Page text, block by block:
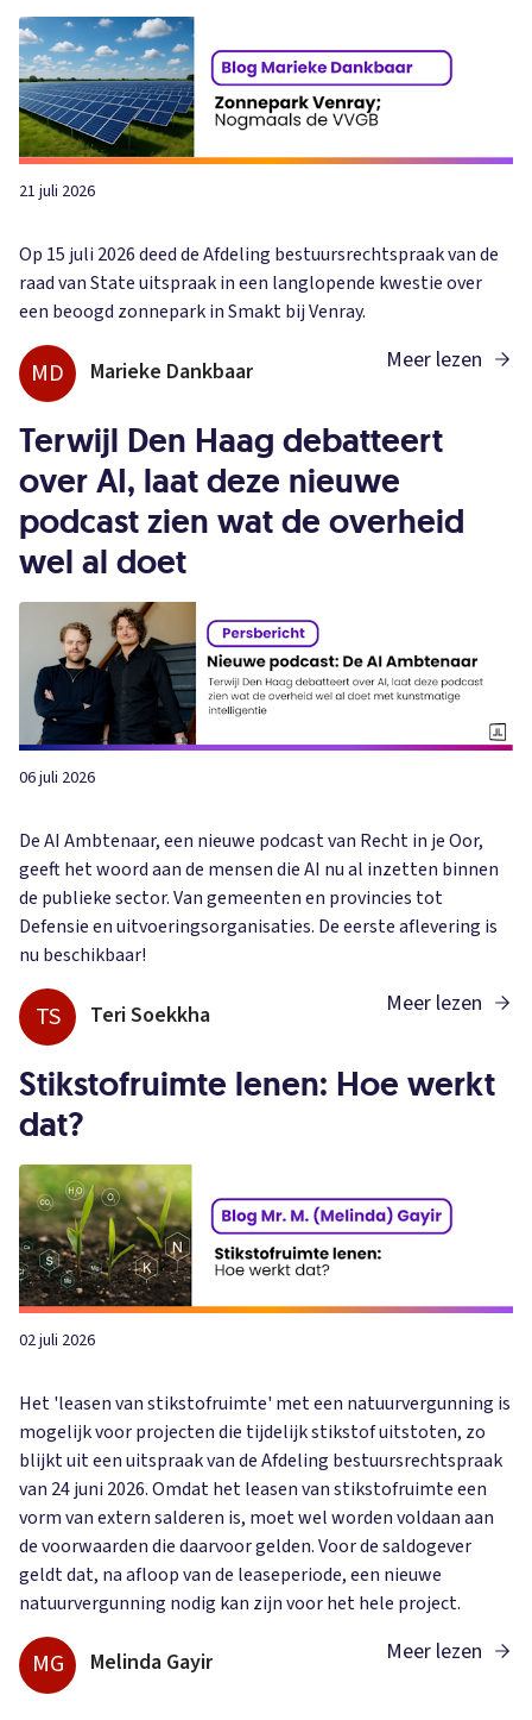
21 juli 2026
Op 15 juli 2026 deed de Afdeling bestuursrechtspraak van de
raad van State uitspraak in een langlopende kwestie over
een beoogd zonnepark in Smakt bij Venray.
MD Marieke Dankbaar Meer lezen
Terwijl Den Haag debatteert
over AI, laat deze nieuwe
podcast zien wat de overheid
wel al doet
06 juli 2026
De AI Ambtenaar, een nieuwe podcast van Recht in je Oor,
geeft het woord aan de mensen die AI nu al inzetten binnen
de publieke sector. Van gemeenten en provincies tot
Defensie en uitvoeringsorganisaties. De eerste aflevering is
nu beschikbaar!
TS Teri Soekkha Meer lezen
Stikstofruimte lenen: Hoe werkt
dat?
02 juli 2026
Het 'leasen van stikstofruimte' met een natuurvergunning is
mogelijk voor projecten die tijdelijk stikstof uitstoten, zo
blijkt uit een uitspraak van de Afdeling bestuursrechtspraak
van 24 juni 2026. Omdat het leasen van stikstofruimte een
vorm van extern salderen is, moet wel worden voldaan aan
de voorwaarden die daarvoor gelden. Voor de saldogever
geldt dat, na afloop van de leaseperiode, een nieuwe
natuurvergunning nodig kan zijn voor het hele project.
MG Melinda Gayir Meer lezen